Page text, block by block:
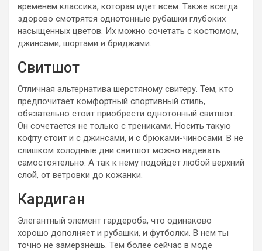
временем классика, которая идет всем. Также всегда
здорово смотрятся однотонные рубашки глубоких
насыщенных цветов. Их можно сочетать с костюмом,
джинсами, шортами и бриджами.
Свитшот
Отличная альтернатива шерстяному свитеру. Тем, кто
предпочитает комфортный спортивный стиль,
обязательно стоит приобрести однотонный свитшот.
Он сочетается не только с трениками. Носить такую
кофту стоит и с джинсами, и с брюками-чиносами. В не
слишком холодные дни свитшот можно надевать
самостоятельно. А так к нему подойдет любой верхний
слой, от ветровки до кожанки.
Кардиган
Элегантный элемент гардероба, что одинаково
хорошо дополняет и рубашки, и футболки. В нем ты
точно не замерзнешь. Тем более сейчас в моде